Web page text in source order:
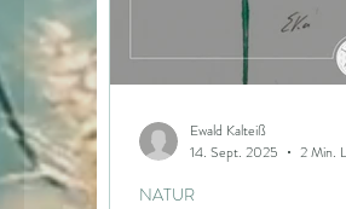
NATUR
Ewald Kalteiß
14. Sept. 2025
2 Min.